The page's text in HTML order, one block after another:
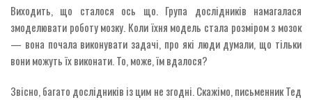
Виходить, що сталося ось що. Група дослідників намагалася
змоделювати роботу мозку. Коли їхня модель стала розміром з мозок
— вона почала виконувати задачі, про які люди думали, що тільки
вони можуть їх виконати. То, може, їм вдалося?
Звісно, багато дослідників із цим не згодні. Скажімо, письменник Тед